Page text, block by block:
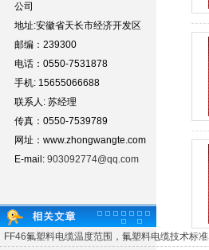
公司
地址:安徽省天长市经济开发区
邮编：239300
电话：0550-7531878
手机: 15655066688
联系人: 苏经理
传真：0550-7539789
网址：www.zhongwangte.com
E-mail: 903092774@qq.com
FF46氟塑料电缆温度范围，氟塑料电缆技术标准